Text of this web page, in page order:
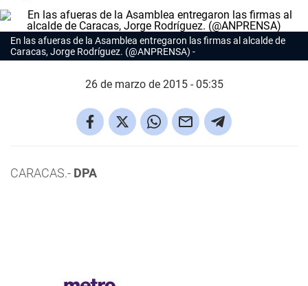
En las afueras de la Asamblea entregaron las firmas al alcalde de
Caracas, Jorge Rodríguez. (@ANPRENSA)
26 de marzo de 2015 - 05:35
CARACAS.- DPA